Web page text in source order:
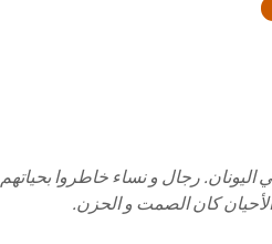
رجال و نساء خاطروا بحياتهم
كان الصمت و الحزن.